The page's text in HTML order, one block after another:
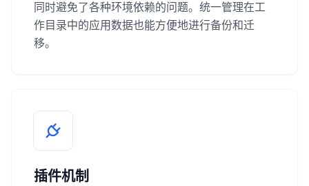
同时避免了各种环境依赖的问题。统一管理在工
作目录中的应用数据也能方便地进行备份和迁
移。
插件机制